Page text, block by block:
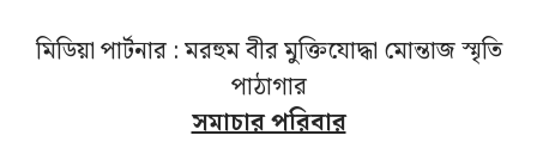
মিডিয়া পার্টনার : মরহুম বীর মুক্তিযোদ্ধা মোন্তাজ স্মৃতি
পাঠাগার
সমাচার পরিবার